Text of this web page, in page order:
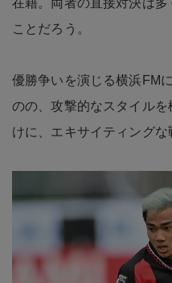
ことだろう。
優勝争いを演じる横浜FM
のの、攻撃的なスタイル
けに、エキサイティングな